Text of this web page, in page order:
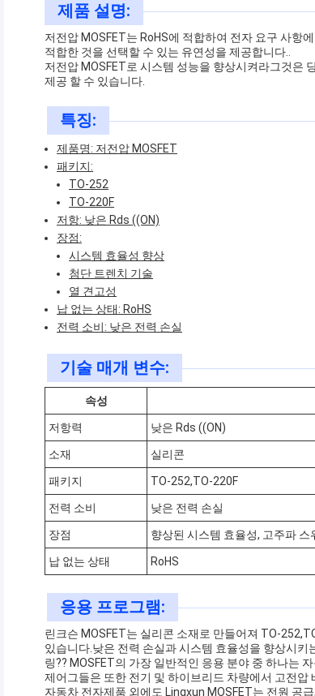
제품 설명:
저전압 MOSFET는 RoHS에 적합하여 전자 요구 사항
적합한 것을 선택할 수 있는 유연성을 제공합니다..
저전압 MOSFET로 시스템 성능을 향상시켜라그것은
제공 할 수 있습니다.
특징:
제품명: 저전압 MOSFET
패키지:
TO-252
TO-220F
저항: 낮은 Rds ((ON)
장점:
시스템 효율성 향상
첨단 트렌치 기술
열 견고성
납 없는 상태: RoHS
전력 소비: 낮은 전력 손실
기술 매개 변수:
속성
저항력 낮은 Rds ((ON)
소재 실리콘
패키지 TO-252,TO-220F
전력 소비 낮은 전력 손실
장점 향상된 시스템 효율성, 고주파
납 없는 상태 RoHS
응용 프로그램:
린크슨 MOSFET는 실리콘 소재로 만들어져 TO-
있습니다.낮은 전력 손실과 시스템 효율성을 향상시
링?? MOSFET의 가장 일반적인 응용 분야 중 하나는
제어그들은 또한 전기 및 하이브리드 차량에서 고전압
자동차 전자제품 외에도 Lingxun MOSFET는 전원 공